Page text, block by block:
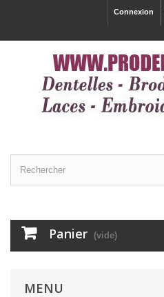
Connexion
Panier (vide)
MENU